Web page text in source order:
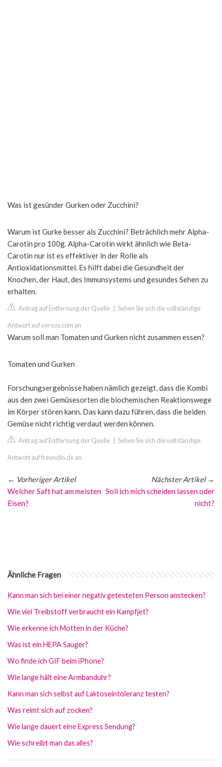
Was ist gesünder Gurken oder Zucchini?
Warum ist Gurke besser als Zucchini? Beträchlich mehr Alpha-
Carotin pro 100g. Alpha-Carotin wirkt ähnlich wie Beta-
Carotin nur ist es effektiver in der Rolle als
Antioxidationsmittel. Es hilft dabei die Gesundheit der
Knochen, der Haut, des Immunsystems und gesundes Sehen zu
erhalten.
Antrag auf Entfernung der Quelle Sehen Sie sich die vollständige
Antwort auf versus.com an
Warum soll man Tomaten und Gurken nicht zusammen essen?
Tomaten und Gurken
Forschungsergebnisse haben nämlich gezeigt, dass die Kombi
aus den zwei Gemüsesorten die biochemischen Reaktionswege
im Körper stören kann. Das kann dazu führen, dass die beiden
Gemüse nicht richtig verdaut werden können.
Antrag auf Entfernung der Quelle Sehen Sie sich die vollständige
Antwort auf freundin.de an
← Vorheriger Artikel
Welcher Saft hat am meisten
Eisen?
Nächster Artikel→
Soll ich mich scheiden lassen oder
nicht?
Ähnliche Fragen
Kann man sich bei einer negativ getesteten Person anstecken?
Wie viel Treibstoff verbraucht ein Kampfjet?
Wie erkenne ich Motten in der Küche?
Was ist ein HEPA Sauger?
Wo finde ich GIF beim iPhone?
Wie lange hält eine Armbanduhr?
Kann man sich selbst auf Laktoseintoleranz testen?
Was reimt sich auf zocken?
Wie lange dauert eine Express Sendung?
Wie schreibt man das alles?